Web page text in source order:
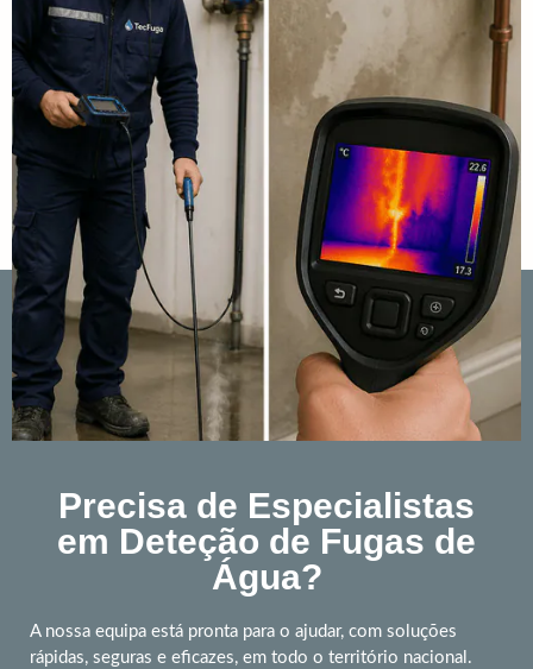
Precisa de Especialistas
em Deteção de Fugas de
Água?
A nossa equipa está pronta para o ajudar, com soluções
rápidas, seguras e eficazes, em todo o território nacional.